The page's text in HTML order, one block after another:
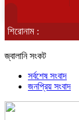
শিরোনাম :
জ্বালানি সংকট
সর্বশেষ সংবাদ
জনপ্রিয় সংবাদ